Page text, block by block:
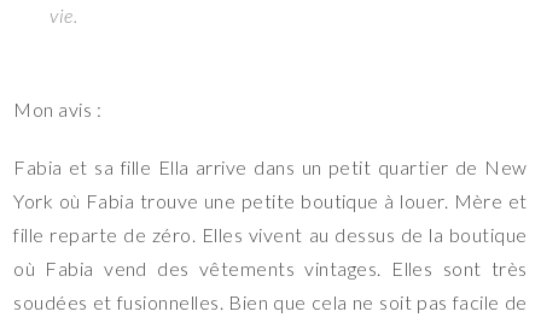
vie.
Mon avis :
Fabia et sa fille Ella arrive dans un petit quartier de New
York où Fabia trouve une petite boutique à louer. Mère et
fille reparte de zéro. Elles vivent au dessus de la boutique
où Fabia vend des vêtements vintages. Elles sont très
soudées et fusionnelles. Bien que cela ne soit pas facile de